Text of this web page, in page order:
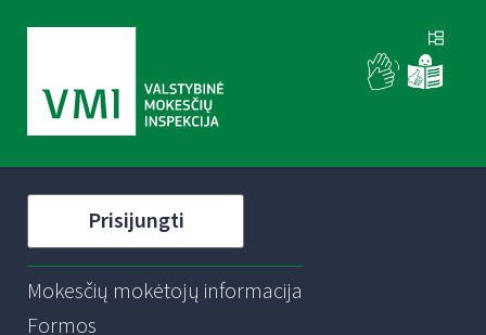
Prisijungti
Mokesčių mokėtojų informacija
Formos